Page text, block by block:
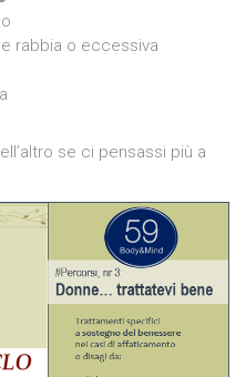
rabbia o eccessiva
se ci pensassi più a